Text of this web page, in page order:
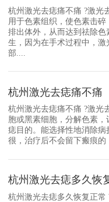
杭州激光去痣痛不痛 ?激光
用于色素组织，使色素击
排出体外，从而达到祛除
生，因为在手术过程中，
部....
杭州激光去痣痛不痛
杭州激光去痣痛不痛 ?激光
胞或黑素细胞，分解色素
痣目的。能选择性地消除
很，治疗后不会留下瘢痕
杭州激光去痣多久恢
杭州激光去痣多久恢复正